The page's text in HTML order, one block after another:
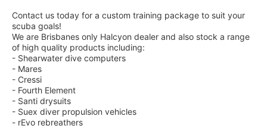
Contact us today for a custom training package to suit your
scuba goals!
We are Brisbanes only Halcyon dealer and also stock a range
of high quality products including:
- Shearwater dive computers
- Mares
- Cressi
- Fourth Element
- Santi drysuits
- Suex diver propulsion vehicles
- rEvo rebreathers